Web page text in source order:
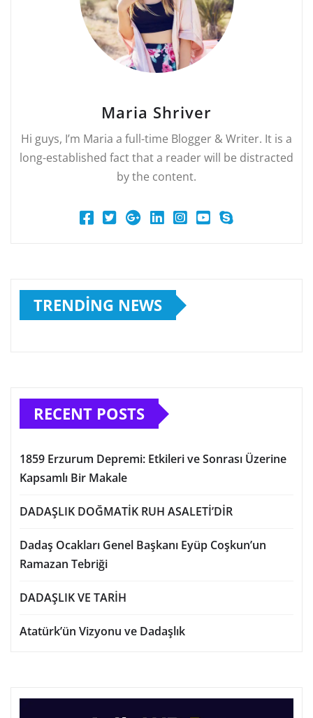
Maria Shriver
Hi guys, I’m Maria a full-time Blogger & Writer. It is a
long-established fact that a reader will be distracted
by the content.
TRENDING NEWS
RECENT POSTS
1859 Erzurum Depremi: Etkileri ve Sonrası Üzerine
Kapsamlı Bir Makale
DADAŞLIK DOĞMATİK RUH ASALETİ’DİR
Dadaş Ocakları Genel Başkanı Eyüp Coşkun’un
Ramazan Tebriği
DADAŞLIK VE TARİH
Atatürk’ün Vizyonu ve Dadaşlık